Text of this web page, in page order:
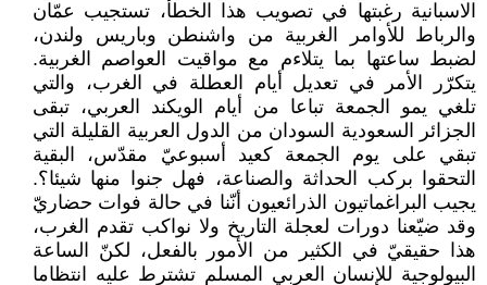
الاسبانية رغبتها في تصويب هذا الخطأ، تستجيب عمّان
والرباط للأوامر الغربية من واشنطن وباريس ولندن،
لضبط ساعتها بما يتلاءم مع مواقيت العواصم الغربية.
يتكرّر الأمر في تعديل أيام العطلة في الغرب، والتي
تلغي يمو الجمعة تباعا من أيام الويكند العربي، تبقى
الجزائر السعودية السودان من الدول العربية القليلة التي
تبقي على يوم الجمعة كعيد أسبوعيّ مقدّس، البقية
التحقوا بركب الحداثة والصناعة، فهل جنوا منها شيئا؟.
يجيب البراغماتيون الذرائعيون أنّنا في حالة فوات حضاريّ
وقد ضيّعنا دورات لعجلة التاريخ ولا نواكب تقدم الغرب،
هذا حقيقيّ في الكثير من الأمور بالفعل، لكنّ الساعة
البيولوجية للإنسان العربي المسلم تشترط عليه انتظاما